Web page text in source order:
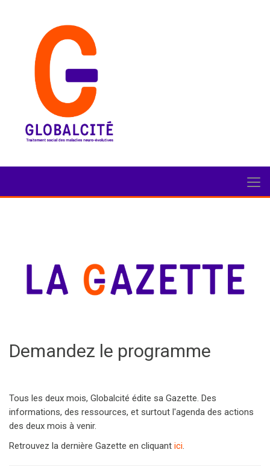
Demandez le programme
Tous les deux mois, Globalcité édite sa Gazette. Des
informations, des ressources, et surtout l'agenda des actions
des deux mois à venir.
Retrouvez la dernière Gazette en cliquant ici